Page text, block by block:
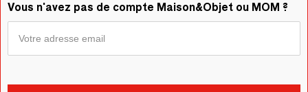
Vous n'avez pas de compte Maison&Objet ou MOM ?